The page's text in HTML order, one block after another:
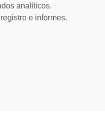
analíticos.
e informes.